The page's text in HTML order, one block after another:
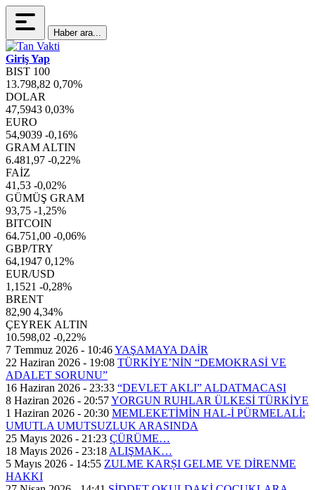
Haber ara...
Giriş Yap
BIST 100
13.798,82 0,70%
DOLAR
47,5943 0,03%
EURO
54,9039 -0,16%
GRAM ALTIN
6.481,97 -0,22%
FAİZ
41,53 -0,02%
GÜMÜŞ GRAM
93,75 -1,25%
BITCOIN
64.751,00 -0,06%
GBP/TRY
64,1947 0,12%
EUR/USD
1,1521 -0,28%
BRENT
82,90 4,34%
ÇEYREK ALTIN
10.598,02 -0,22%
7 Temmuz 2026 - 10:46YAŞAMAYA DAİR
22 Haziran 2026 - 19:08 TÜRKİYE’NİN “DEMOKRASİ VE
ADALET SORUNU”
16 Haziran 2026 - 23:33 “DEVLET AKLI” ALDATMACASI
8 Haziran 2026 - 20:57YORGUN RUHLAR ÜLKESİ TÜRKİYE
1 Haziran 2026 - 20:30 MEMLEKETİMİN HAL-İ PÜRMELALİ:
UMUTLA UMUTSUZLUK ARASINDA
25 Mayıs 2026 - 21:23 ÇÜRÜME…
18 Mayıs 2026 - 23:18 ALIŞMAK…
5 Mayıs 2026 - 14:55 ZULME KARȘI GELME VE DİRENME
HAKKI